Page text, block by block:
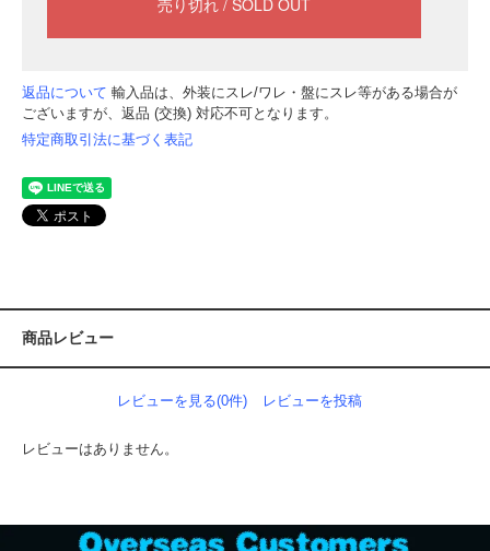
返品について 輸入品は、外装にスレ/ワレ・盤にスレ等がある場合が
ございますが、返品 (交換) 対応不可となります。
特定商取引法に基づく表記
商品レビュー
レビューを見る(0件) レビューを投稿
レビューはありません。